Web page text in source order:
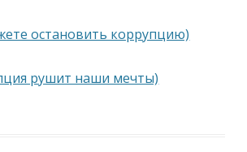
остановить коррупцию)
рушит наши мечты)